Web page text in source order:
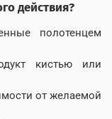
действия?
полотенцем
кистью или
от желаемой